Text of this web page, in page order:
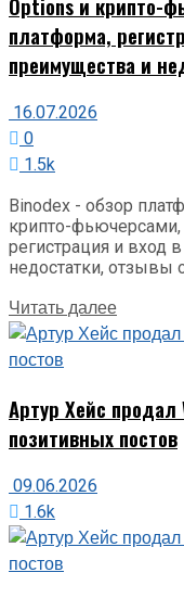
Options и крипто-
платформа,
преимущества и
16.07.2026
0
1.5k
Binodex - обзор
крипто-фьючерсами,
регистрация и вход
недостатки, отзывы
Читать далееDetails
Артур Хейс продал
позитивных постов
09.06.2026
1.6k